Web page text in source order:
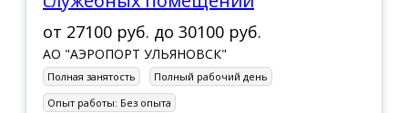
от 27100 руб. до 30100 руб.
АО "АЭРОПОРТ УЛЬЯНОВСК"
Полная занятость
Полный рабочий день
Опыт работы: Без опыта